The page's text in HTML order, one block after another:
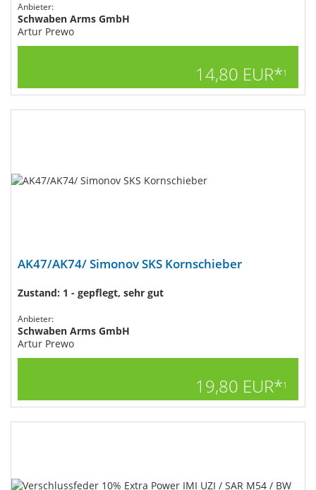
Anbieter:
Schwaben Arms GmbH
Artur Prewo
14,80 EUR*1
AK47/AK74/ Simonov SKS Kornschieber
Zustand: 1 - gepflegt, sehr gut
Anbieter:
Schwaben Arms GmbH
Artur Prewo
19,80 EUR*1